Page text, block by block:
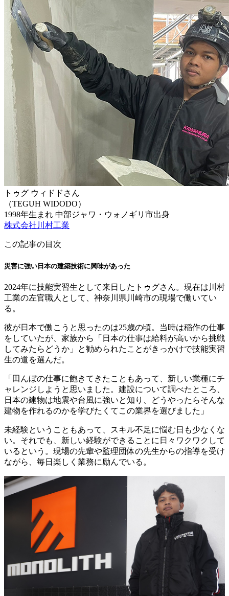
トゥグ ウィドドさん
（TEGUH WIDODO）
1998年生まれ 中部ジャワ・ウォノギリ市出身
株式会社川村工業
この記事の目次
災害に強い日本の建築技術に興味があった
2024年に技能実習生として来日したトゥグさん。現在は川村
工業の左官職人として、神奈川県川崎市の現場で働いてい
る。
彼が日本で働こうと思ったのは25歳の頃。当時は稲作の仕事
をしていたが、家族から「日本の仕事は給料が高いから挑戦
してみたらどうか」と勧められたことがきっかけで技能実習
生の道を選んだ。
「田んぼの仕事に飽きてきたこともあって、新しい業種にチ
ャレンジしようと思いました。建設について調べたところ、
日本の建物は地震や台風に強いと知り、どうやったらそんな
建物を作れるのかを学びたくてこの業界を選びました」
未経験ということもあって、スキル不足に悩む日も少なくな
い。それでも、新しい経験ができることに日々ワクワクして
いるという。現場の先輩や監理団体の先生からの指導を受け
ながら、毎日楽しく業務に励んでいる。